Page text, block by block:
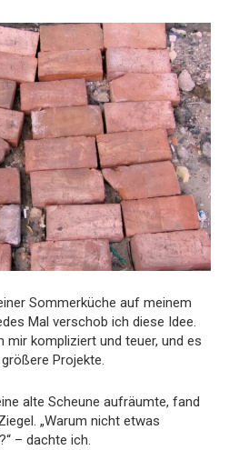
Sommerküche auf meinem
Mal verschob ich diese Idee.
mir kompliziert und teuer, und es
Projekte.
alte Scheune aufräumte, fand
„Warum nicht etwas
– dachte ich.